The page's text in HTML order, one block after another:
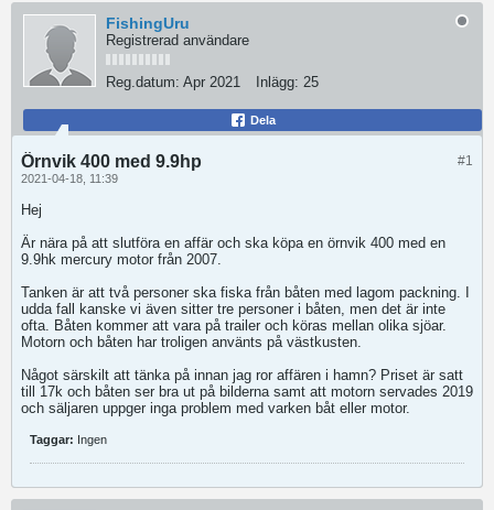
FishingUru
Registrerad användare
Reg.datum: Apr 2021 Inlägg: 25
Dela
#1
Örnvik 400 med 9.9hp
2021-04-18, 11:39
Hej
Är nära på att slutföra en affär och ska köpa en örnvik 400 med en
9.9hk mercury motor från 2007.
Tanken är att två personer ska fiska från båten med lagom packning. I
udda fall kanske vi även sitter tre personer i båten, men det är inte
ofta. Båten kommer att vara på trailer och köras mellan olika sjöar.
Motorn och båten har troligen använts på västkusten.
Något särskilt att tänka på innan jag ror affären i hamn? Priset är satt
till 17k och båten ser bra ut på bilderna samt att motorn servades 2019
och säljaren uppger inga problem med varken båt eller motor.
Taggar: Ingen